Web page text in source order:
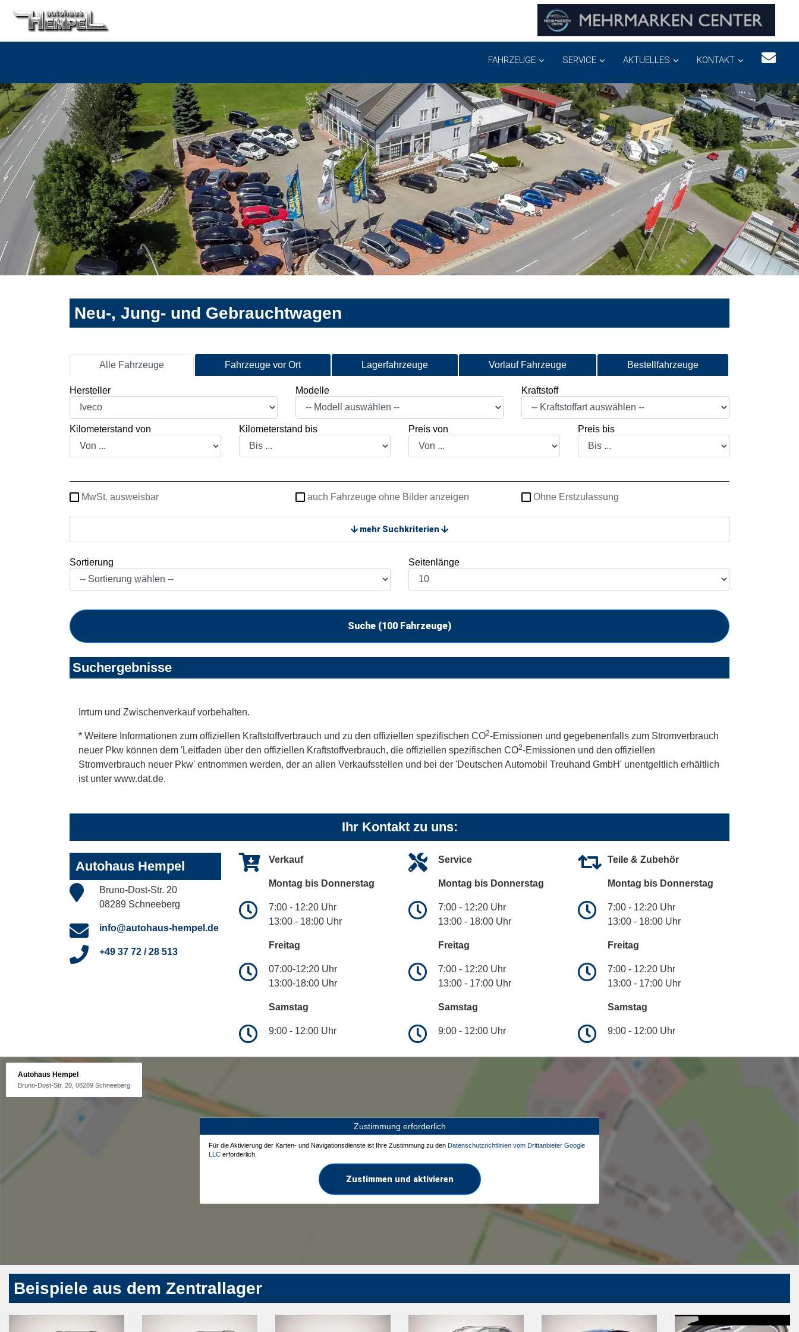
FAHRZEUGE SERVICE AKTUELLES KONTAKT
Neu-, Jung- und Gebrauchtwagen
Alle Fahrzeuge Fahrzeuge vor Ort Lagerfahrzeuge Vorlauf Fahrzeuge Bestellfahrzeuge
Hersteller Modelle Kraftstoff
Kilometerstand von Kilometerstand bis Preis von Preis bis
MwSt. ausweisbar auch Fahrzeuge ohne Bilder anzeigen Ohne Erstzulassung
mehr Suchkriterien
Sortierung Seitenlänge
Suche (100 Fahrzeuge)
Suchergebnisse
Irrtum und Zwischenverkauf vorbehalten.
* Weitere Informationen zum offiziellen Kraftstoffverbrauch und zu den offiziellen spezifischen CO2-Emissionen und gegebenenfalls zum Stromverbrauch
neuer Pkw können dem 'Leitfaden über den offiziellen Kraftstoffverbrauch, die offiziellen spezifischen CO2-Emissionen und den offiziellen
Stromverbrauch neuer Pkw' entnommen werden, der an allen Verkaufsstellen und bei der 'Deutschen Automobil Treuhand GmbH' unentgeltlich erhältlich
ist unter www.dat.de.
Ihr Kontakt zu uns:
Autohaus Hempel
Bruno-Dost-Str. 20
08289 Schneeberg
info@autohaus-hempel.de
+49 37 72 / 28 513
Verkauf
Montag bis Donnerstag
7:00 - 12:20 Uhr
13:00 - 18:00 Uhr
Freitag
07:00-12:20 Uhr
13:00-18:00 Uhr
Samstag
9:00 - 12:00 Uhr
Service
Montag bis Donnerstag
7:00 - 12:20 Uhr
13:00 - 18:00 Uhr
Freitag
7:00 - 12:20 Uhr
13:00 - 17:00 Uhr
Samstag
9:00 - 12:00 Uhr
Teile & Zubehör
Montag bis Donnerstag
7:00 - 12:20 Uhr
13:00 - 18:00 Uhr
Freitag
7:00 - 12:20 Uhr
13:00 - 17:00 Uhr
Samstag
9:00 - 12:00 Uhr
Autohaus Hempel
Bruno-Dost-Str. 20, 08289 Schneeberg
Zustimmung erforderlich
Für die Aktivierung der Karten- und Navigationsdienste ist Ihre Zustimmung zu den Datenschutzrichtlinien vom Drittanbieter Google
LLC erforderlich.
Zustimmen und aktivieren
Beispiele aus dem Zentrallager